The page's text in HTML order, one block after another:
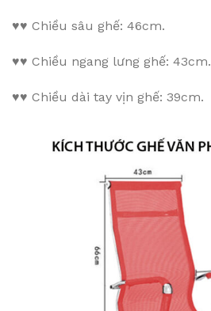
♥♥ Chiều sâu ghế: 46cm.
♥♥ Chiều ngang lưng ghế: 43cm.
♥♥ Chiều dài tay vịn ghế: 39cm.